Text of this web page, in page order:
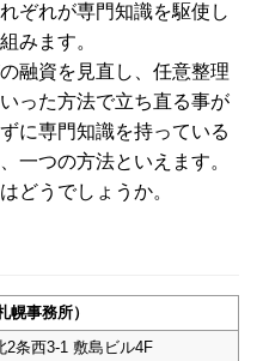
ぞれが専門知識を駆使し
みます。
融資を見直し、任意整理
った方法で立ち直る事が
に専門知識を持っている
一つの方法といえます。
どうでしょうか。
幌事務所）
2条西3-1 敷島ビル4F